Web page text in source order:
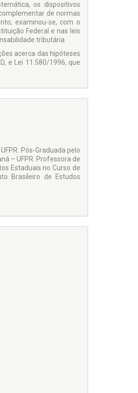
os dispositivos
de normas
examinou-se, com o
Federal e nas leis
tributária.
acerca das hipóteses
e Lei 11.580/1996, que
Pós-Graduada pelo
– UFPR. Professora de
Estaduais no Curso de
Brasileiro de Estudos